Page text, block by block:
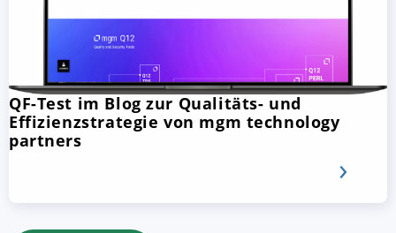
QF-Test im Blog zur Qualitäts- und
Effizienzstrategie von mgm technology
partners